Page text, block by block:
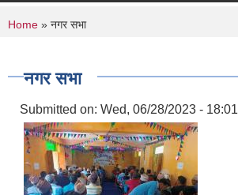
You are here
Home » नगर सभा
नगर सभा
Submitted on: Wed, 06/28/2023 - 18:01